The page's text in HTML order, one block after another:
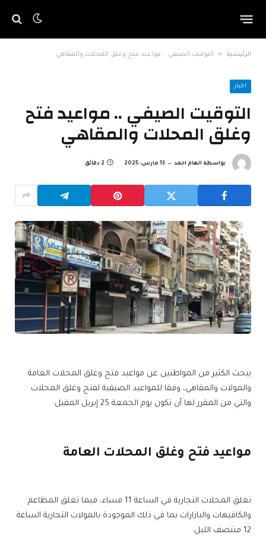
الرئيسية » التوقيت الصيفي .. مواعيد فتح وغلق المحلات والمقاهي
اخبار
التوقيت الصيفي .. مواعيد فتح
وغلق المحلات والمقاهي
بواسطة الهام احمد 13 مارس، 2025 2 دقائق
يبحث الكثير من المواطنين عن مواعيد فتح وغلق المحلات العامة
والمولات والمقاهي، وفقا للمواعيد الصيفية لفتح وغلق المحلات
والتي من المقرر لها أن تكون يوم الجمعة 25 إبريل المقبل.
مواعيد فتح وغلق المحلات العامة
تغلق المحلات التجارية في الساعة 11 مساء، فيما تغلق المطاعم
والكافيهات والبازارات بما في ذلك الموجودة بالمولات التجارية الساعة
12 منتصف الليل.